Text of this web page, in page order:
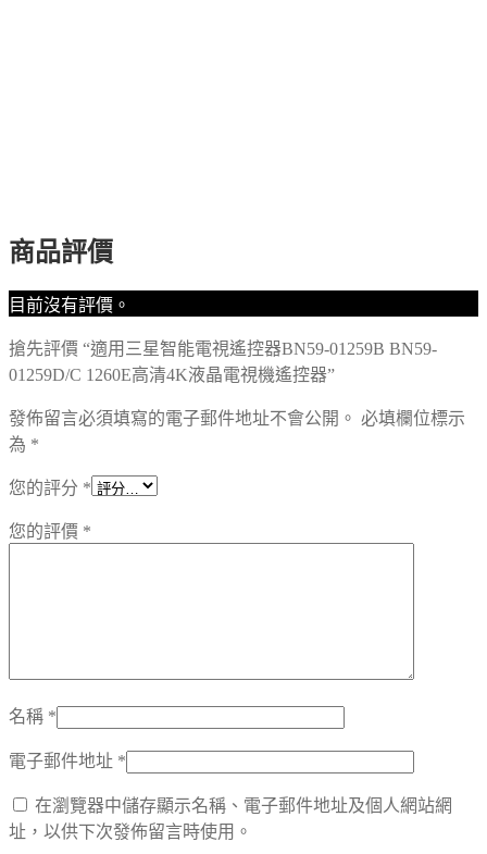
器
數
量
商品評價
目前沒有評價。
搶先評價 “適用三星智能電視遙控器BN59-01259B BN59-
01259D/C 1260E高清4K液晶電視機遙控器”
發佈留言必須填寫的電子郵件地址不會公開。 必填欄位標示
為 *
您的評分 *
您的評價 *
名稱 *
電子郵件地址 *
在瀏覽器中儲存顯示名稱、電子郵件地址及個人網站網
址，以供下次發佈留言時使用。